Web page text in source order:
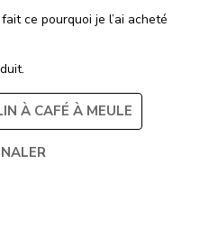
ce pourquoi je l’ai acheté
À CAFÉ À MEULE